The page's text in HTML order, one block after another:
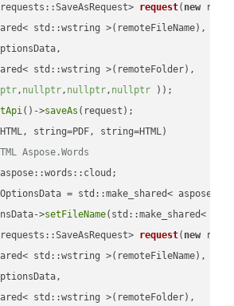
request( new
std::wstring >(remoteFileName),
std::wstring >(remoteFolder),
, nullptr, nullptr, nullptr ))
()->saveAs (request);
Aspose.Words
= std::make_shared<
>setFileName(std::make_shared<
request( new
std::wstring >(remoteFileName),
std::wstring >(remoteFolder),